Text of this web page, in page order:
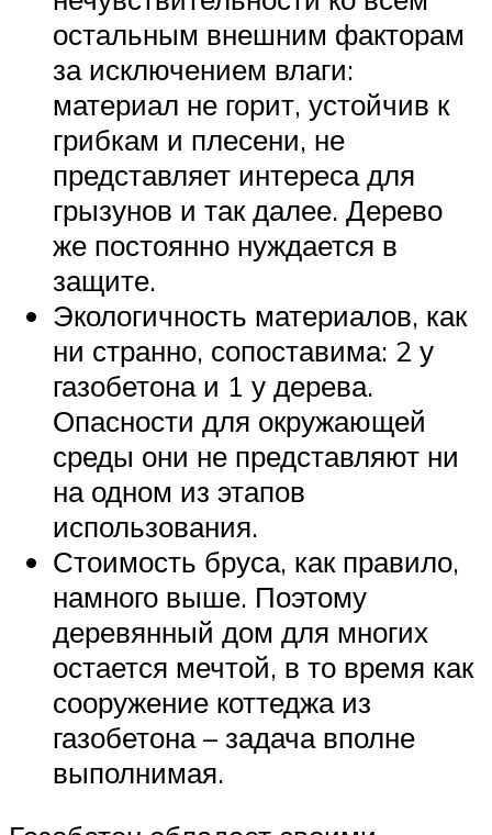
остальным внешним факторам
за исключением влаги:
материал не горит, устойчив к
грибкам и плесени, не
представляет интереса для
грызунов и так далее. Дерево
же постоянно нуждается в
защите.
Экологичность материалов, как
ни странно, сопоставима: 2 у
газобетона и 1 у дерева.
Опасности для окружающей
среды они не представляют ни
на одном из этапов
использования.
Стоимость бруса, как правило,
намного выше. Поэтому
деревянный дом для многих
остается мечтой, в то время как
сооружение коттеджа из
газобетона – задача вполне
выполнимая.